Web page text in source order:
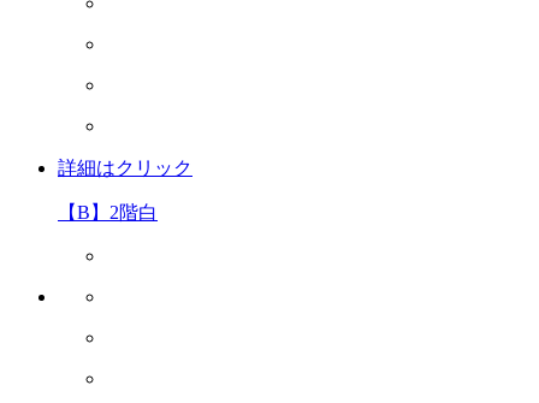
詳細はクリック
【B】2階白